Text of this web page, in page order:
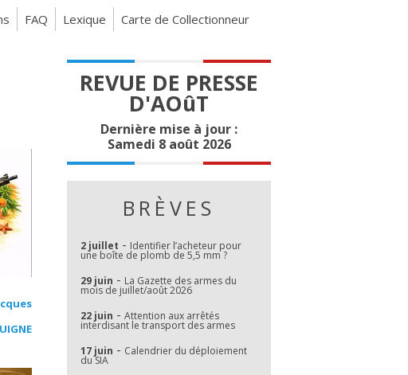
FAQ Lexique Carte de Collectionneur
REVUE DE PRESSE
D'AOûT
Dernière mise à jour :
Samedi 8 août 2026
BRÈVES
2 juillet - Identifier l’acheteur pour
une boîte de plomb de 5,5 mm ?
29 juin - La Gazette des armes du
mois de juillet/août 2026
22 juin - Attention aux arrêtés
interdisant le transport des armes
17 juin - Calendrier du déploiement
du SIA